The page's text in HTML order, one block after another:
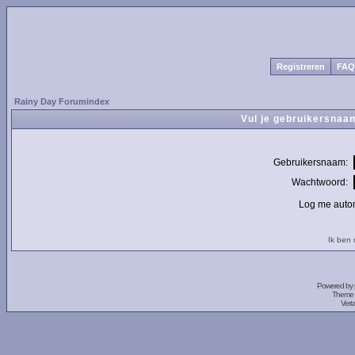
Registreren FAQ
Rainy Day Forumindex
Vul je
Gebruikersnaam:
Wachtwoord:
Log me
Ik ben
Powered by
Theme